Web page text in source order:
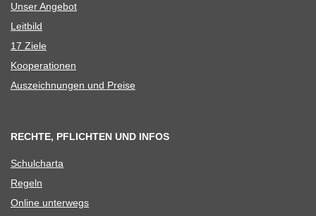
Unser Ange­bot
Leit­bild
17 Ziele
Koope­ra­tio­nen
Aus­zeich­nun­gen und Preise
RECHTE, PFLICHTEN UND INFOS
Schul­charta
Regeln
Online unter­wegs